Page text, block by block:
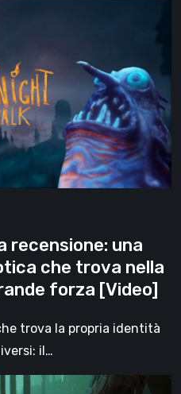
recensione: una
che trova nella
forza [Video]
trova la propria identità
il…